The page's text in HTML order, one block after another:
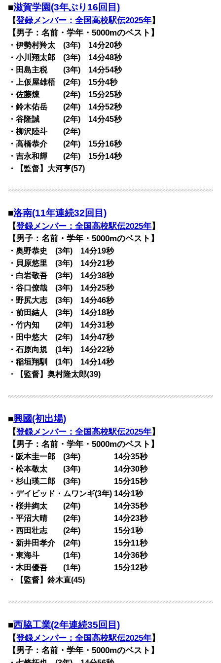
■滋賀学園(3年ぶり16回目)
【登録メンバー：全国高校駅伝2025年】
【男子：名前・学年・5000mのベスト】
・伊勢村羚太 (3年) 14分20秒
・小川翔太郎 (3年) 14分48秒
・田島主税 (3年) 14分54秒
・上仮屋雄梧 (2年) 15分4秒
・佐藤煉 (2年) 15分25秒
・鈴木佑岳 (2年) 14分52秒
・谷隆誠 (2年) 14分45秒
・柳沢陸斗 (2年)
・高橋恭介 (2年) 15分16秒
・吉永和輝 (2年) 15分14秒
・【監督】大河亨(57)
■洛南(11年連続32回目)
【登録メンバー：全国高校駅伝2025年】
【男子：名前・学年・5000mのベスト】
・奥野恭史 (3年) 14分19秒
・貝原悠里 (3年) 14分21秒
・白岩敬吾 (3年) 14分38秒
・谷口僚哉 (3年) 14分25秒
・野尻大志 (3年) 14分46秒
・前田結人 (3年) 14分18秒
・竹内知 (2年) 14分31秒
・田中悠大 (2年) 14分47秒
・石原向規 (1年) 14分22秒
・稲垣翔馴 (1年) 14分14秒
・【監督】奥村隆太郎(39)
■興國(初出場)
【登録メンバー：全国高校駅伝2025年】
【男子：名前・学年・5000mのベスト】
・阪本圭一郎 (3年) 14分35秒
・松本敬太 (3年) 14分30秒
・杉山瑛二郎 (3年) 15分15秒
・デイビッド・ムワンギ(3年) 14分1秒
・桜井絢太 (2年) 14分35秒
・平沼大晴 (2年) 14分23秒
・西田壮志 (2年) 15分1秒
・新井田孝介 (2年) 15分11秒
・東海斗 (1年) 14分36秒
・木田優吾 (1年) 15分12秒
・【監督】鈴木直(45)
■西脇工業(2年連続35回目)
【登録メンバー：全国高校駅伝2025年】
【男子：名前・学年・5000mのベスト】